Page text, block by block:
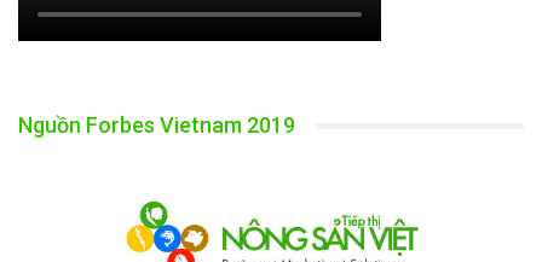
Nguồn Forbes Vietnam 2019